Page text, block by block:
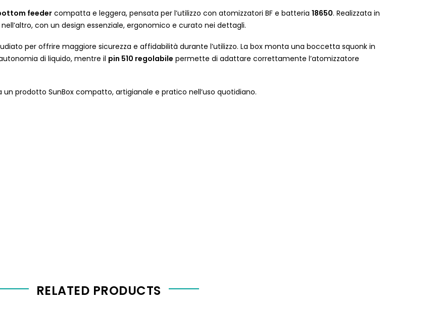
feedercompatta e leggera, pensata per l’utilizzo con atomizzatori BF e batteria 18650. Realizzata in
con un design essenziale, ergonomico e curato nei dettagli.
per offrire maggiore sicurezza e affidabilità durante l’utilizzo. La box monta una boccetta squonk in
di liquido, mentre il pin 510 regolabile permette di adattare correttamente l’atomizzatore
prodotto SunBox compatto, artigianale e pratico nell’uso quotidiano.
RELATED PRODUCTS